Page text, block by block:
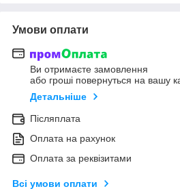
Умови оплати
Ви отримаєте замовлення
або гроші повернуться на вашу
Детальніше
Післяплата
Оплата на рахунок
Оплата за реквізитами
Всі умови оплати